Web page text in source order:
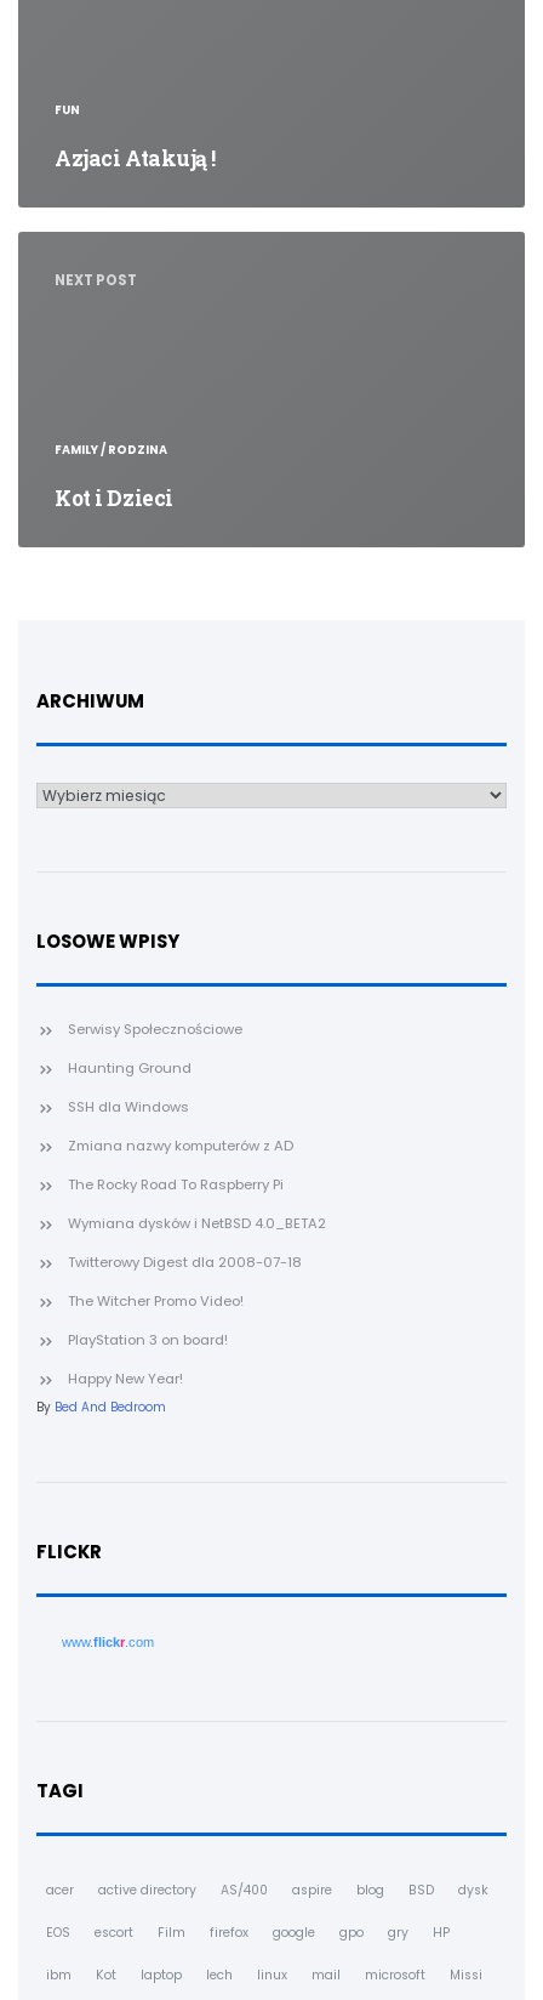
FUN
Azjaci Atakują !
NEXT POST
FAMILY / RODZINA
Kot i Dzieci
ARCHIWUM
Archiwum
LOSOWE WPISY
Serwisy Społecznościowe
Haunting Ground
SSH dla Windows
Zmiana nazwy komputerów z AD
The Rocky Road To Raspberry Pi
Wymiana dysków i NetBSD 4.0_BETA2
Twitterowy Digest dla 2008-07-18
The Witcher Promo Video!
PlayStation 3 on board!
Happy New Year!
By Bed And Bedroom
FLICKR
www.flickr.com
TAGI
acer active directory AS/400 aspire blog BSD dysk
EOS escort Film firefox google gpo gry HP
ibm Kot laptop lech linux mail microsoft Missi